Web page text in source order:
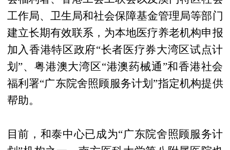
工作局、卫生局和社会保障基金管理局等部门
建立长期有效联系，为本地医疗养老机构申报
加入香港特区政府“长者医疗券大湾区试点计
划”、粤港澳大湾区“港澳药械通”和香港社会
福利署“广东院舍照顾服务计划”指定机构提供
帮助。
目前，和泰中心已成为“广东院舍照顾服务计